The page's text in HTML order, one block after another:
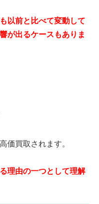
以前と比べて変動して
が出るケースもありま
価買取されます。
理由の一つとして理解